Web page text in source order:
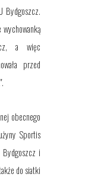
Bydgoszcz.
a więc
przed
obecnego
Sportis
i
do siatki